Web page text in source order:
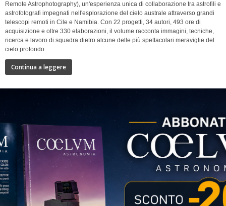
Remote Astrophotography), un'esperienza unica di collaborazione tra astrofili e
astrofotografi impegnati nell'esplorazione del cielo australe attraverso grandi
telescopi remoti in Cile e Namibia. Con 22 progetti, 34 autori, 493 ore di
acquisizione e oltre 330 elaborazioni, il volume racconta immagini, tecniche,
ricerca e lavoro di squadra dietro alcune delle più spettacolari meraviglie del
cielo profondo.
Continua a leggere